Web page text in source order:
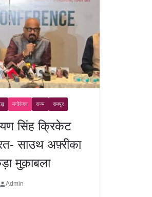
मनोरंजन राज्य रायपुर
सिंह क्रिकेट
साउथ अफ़्रीका
मुक़ाबला
Admin